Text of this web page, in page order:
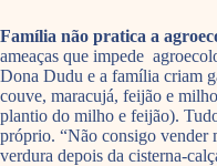
Família não pratica a
ameaças que impede
Dona Dudu e a família criam
couve, maracujá, feijão e
plantio do milho e feijão).
próprio. “Não consigo vender
verdura depois da cisterna-